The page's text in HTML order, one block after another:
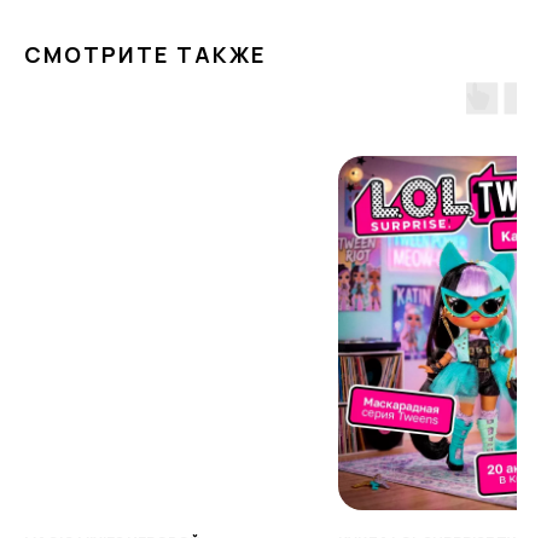
СМОТРИТЕ ТАКЖЕ
ВЫБИРАЮТ НАШ МАГАЗИН